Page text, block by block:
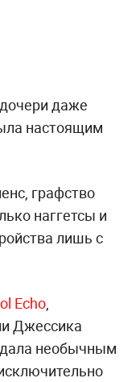
даже
настоящим
графство
наггетсы и
лишь с
Echo,
Джессика
необычным